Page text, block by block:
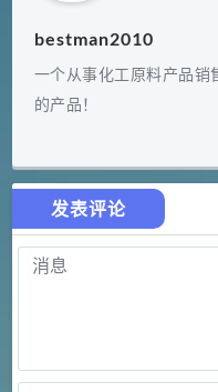
bestman2010
一个从事化工原料产品销
的产品！
发表评论